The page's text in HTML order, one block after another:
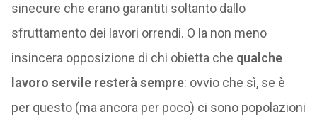
sinecure che erano garantiti soltanto dallo
sfruttamento dei lavori orrendi. O la non meno
insincera opposizione di chi obietta che qualche
lavoro servile resterà sempre: ovvio che sì, se è
per questo (ma ancora per poco) ci sono popolazioni